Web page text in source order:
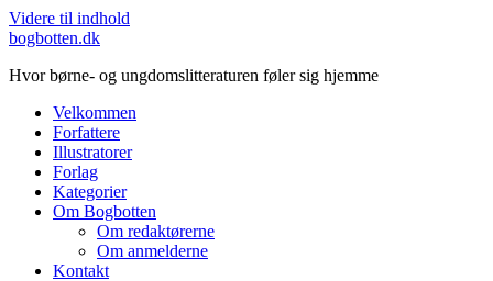
Videre til indhold
bogbotten.dk
Hvor børne- og ungdomslitteraturen føler sig hjemme
Velkommen
Forfattere
Illustratorer
Forlag
Kategorier
Om Bogbotten
Om redaktørerne
Om anmelderne
Kontakt